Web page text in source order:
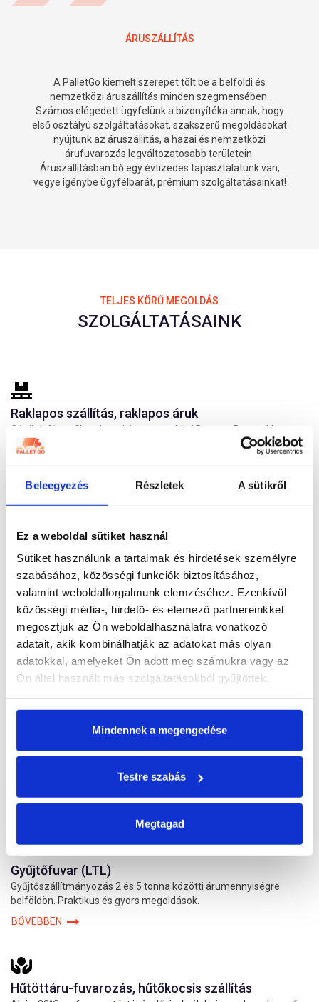
Beleegyezés Részletek A sütikről
Ez a weboldal sütiket használ
Sütiket használunk a tartalmak és hirdetések személyre
szabásához, közösségi funkciók biztosításához,
valamint weboldalforgalmunk elemzéséhez. Ezenkívül
közösségi média-, hirdető- és elemező partnereinkkel
megosztjuk az Ön weboldalhasználatra vonatkozó
adatait, akik kombinálhatják az adatokat más olyan
adatokkal, amelyeket Ön adott meg számukra vagy az
Ön által használt más szolgáltatásokból gyűjtöttek.
Mindennek a megengedése
Testre szabás
Megtagad
ÁRUSZÁLLÍTÁS
A PalletGo kiemelt szerepet tölt be a belföldi és
nemzetközi áruszállítás minden szegmensében.
Számos elégedett ügyfelünk a bizonyítéka annak, hogy
első osztályú szolgáltatásokat, szakszerű megoldásokat
nyújtunk az áruszállítás, a hazai és nemzetközi
árufuvarozás legváltozatosabb területein.
Áruszállításban bő egy évtizedes tapasztalatunk van,
vegye igénybe ügyfélbarát, prémium szolgáltatásainkat!
TELJES KÖRŰ MEGOLDÁS
SZOLGÁLTATÁSAINK
Raklapos szállítás, raklapos áruk
Cégünk fő profilja a hazai és nemzetközi Door-to-Door raklapos
áruszállítás. 24 európai országban számíthat ránk.
BŐVEBBEN
Darabos, kartonos áruk szállítása
dolgozunk.
BŐVEBBEN
Belföldi áruszállítás, fuvarozás
Belföldi áruszállítás hatékonyan, gyorsan, a megbízói igényekhez
igazítva.
BŐVEBBEN
Raklapos, darabos, kartonos áruszállítás Európa 24 országába.
BŐVEBBEN
Gyűjtőfuvar (LTL)
Gyűjtőszállítmányozás 2 és 5 tonna közötti árumennyiségre
belföldön. Praktikus és gyors megoldások.
BŐVEBBEN
Hűtöttáru-fuvarozás, hűtőkocsis szállítás